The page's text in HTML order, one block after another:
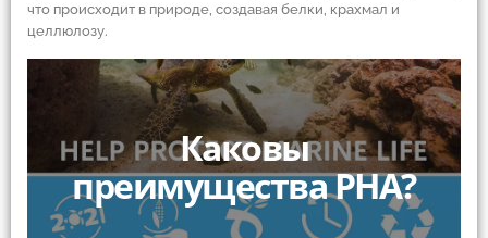
что происходит в природе, создавая белки, крахмал и
целлюлозу.
Каковы
преимущества PHA?